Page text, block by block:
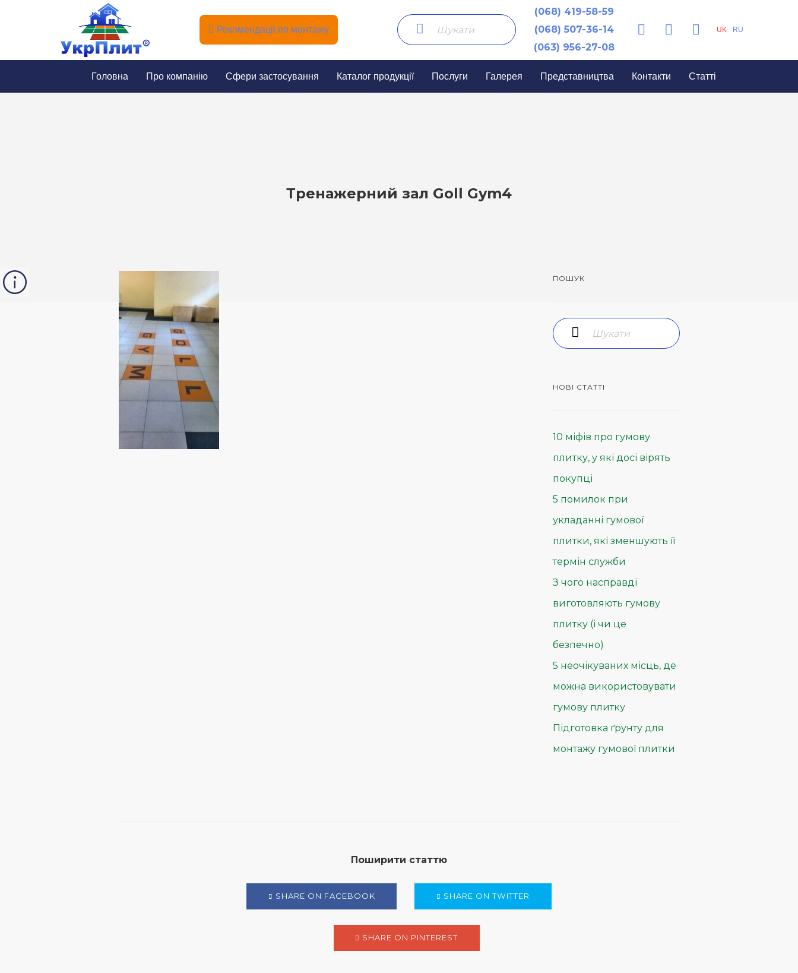
Рекомендації по монтажу
(068) 419-58-59
(068) 507-36-14
(063) 956-27-08
UK RU
Головна Про компанію Сфери застосування Каталог продукції Послуги Галерея Представництва Контакти Статті
Тренажерний зал Goll Gym4
ПОШУК
НОВІ СТАТТІ
10 міфів про гумову
плитку, у які досі вірять
покупці
5 помилок при
укладанні гумової
плитки, які зменшують її
термін служби
З чого насправді
виготовляють гумову
плитку (і чи це
безпечно)
5 неочікуваних місць, де
можна використовувати
гумову плитку
Підготовка ґрунту для
монтажу гумової плитки
Поширити статтю
SHARE ON FACEBOOK SHARE ON TWITTER
SHARE ON PINTEREST